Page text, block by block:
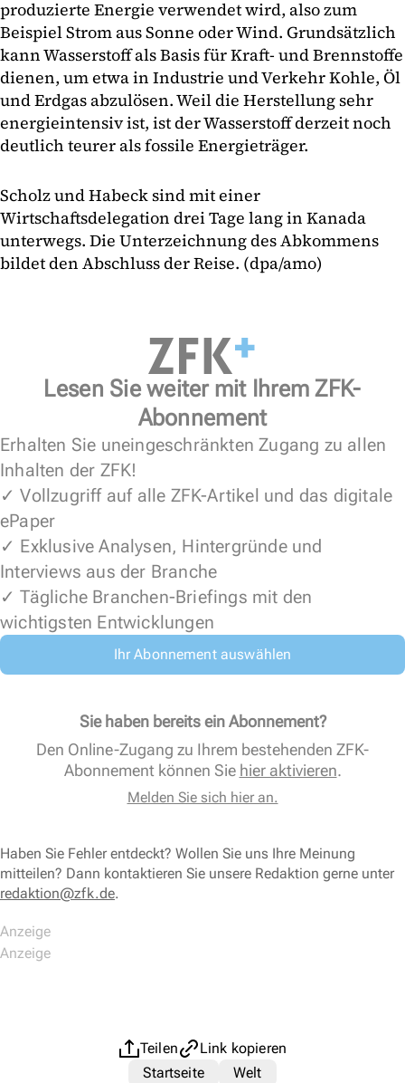
produzierte Energie verwendet wird, also zum
Beispiel Strom aus Sonne oder Wind. Grundsätzlich
kann Wasserstoff als Basis für Kraft- und Brennstoffe
dienen, um etwa in Industrie und Verkehr Kohle, Öl
und Erdgas abzulösen. Weil die Herstellung sehr
energieintensiv ist, ist der Wasserstoff derzeit noch
deutlich teurer als fossile Energieträger.
Scholz und Habeck sind mit einer
Wirtschaftsdelegation drei Tage lang in Kanada
unterwegs. Die Unterzeichnung des Abkommens
bildet den Abschluss der Reise. (dpa/amo)
Lesen Sie weiter mit Ihrem ZFK-
Abonnement
Erhalten Sie uneingeschränkten Zugang zu allen
Inhalten der ZFK!
✓ Vollzugriff auf alle ZFK-Artikel und das digitale
ePaper
✓ Exklusive Analysen, Hintergründe und
Interviews aus der Branche
✓ Tägliche Branchen-Briefings mit den
wichtigsten Entwicklungen
Ihr Abonnement auswählen
Sie haben bereits ein Abonnement?
Den Online-Zugang zu Ihrem bestehenden ZFK-
Abonnement können Sie hier aktivieren.
Melden Sie sich hier an.
Haben Sie Fehler entdeckt? Wollen Sie uns Ihre Meinung
mitteilen? Dann kontaktieren Sie unsere Redaktion gerne unter
redaktion@zfk.de.
Teilen
Link kopieren
Startseite
Welt